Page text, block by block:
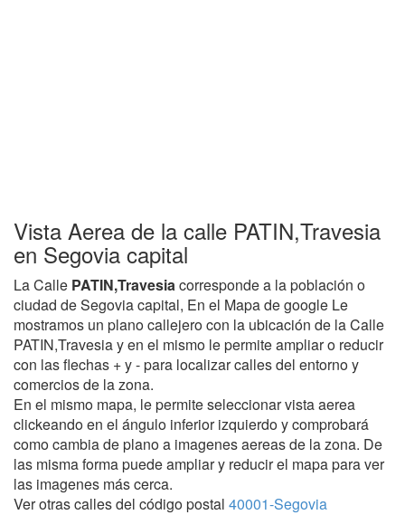
Vista Aerea de la calle PATIN,Travesia
en Segovia capital
La Calle PATIN,Travesiacorresponde a la población o
ciudad de Segovia capital, En el Mapa de google Le
mostramos un plano callejero con la ubicación de la Calle
PATIN,Travesia y en el mismo le permite ampliar o reducir
con las flechas + y - para localizar calles del entorno y
comercios de la zona.
En el mismo mapa, le permite seleccionar vista aerea
clickeando en el ángulo inferior izquierdo y comprobará
como cambia de plano a imagenes aereas de la zona. De
las misma forma puede ampliar y reducir el mapa para ver
las imagenes más cerca.
Ver otras calles del código postal 40001-Segovia